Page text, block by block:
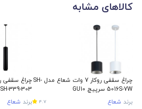
کالاهای مشابه
چراغ سقفی روکار 7 وات شعاع مدل SH-
5016S-7W سرپیچ GU10
برند شعاع 4.7
SH-339-303
برند شعاع